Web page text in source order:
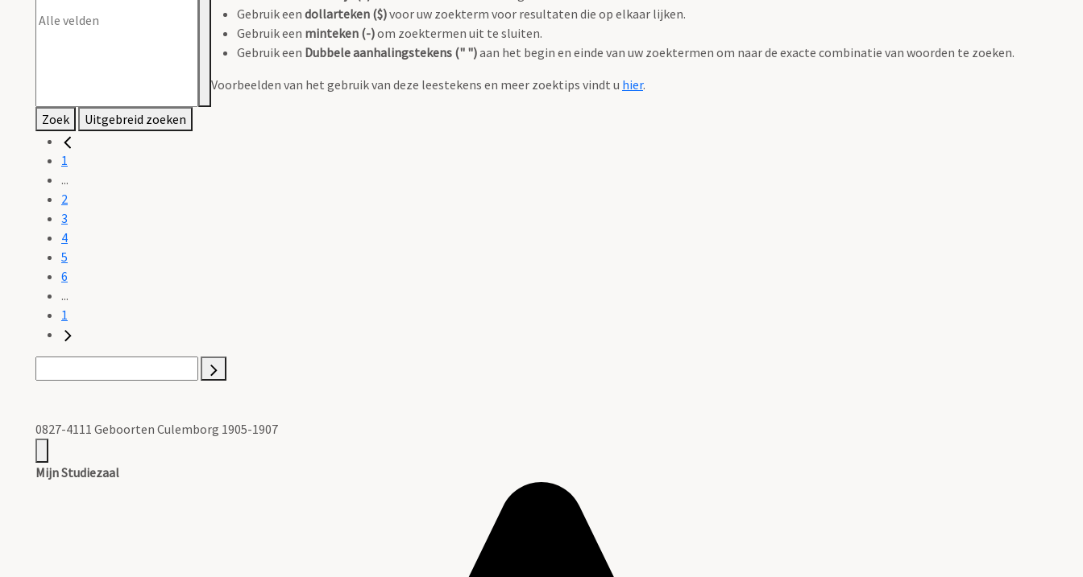
Gebruik een dollarteken ($)voor uw zoekterm voor resultaten die op elkaar lijken.
Gebruik een minteken (-)om zoektermen uit te sluiten.
Gebruik een Dubbele aanhalingstekens (" ")aan het begin en einde van uw zoektermen om naar de exacte combinatie van woorden te zoeken.
Voorbeelden van het gebruik van deze leestekens en meer zoektips vindt u hier.
Zoek Uitgebreid zoeken
1
...
2
3
4
5
6
...
1
0827-4111 Geboorten Culemborg 1905-1907
Mijn Studiezaal